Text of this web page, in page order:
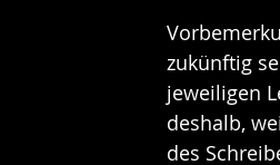
zukünftig
jeweiligen
deshalb,
des